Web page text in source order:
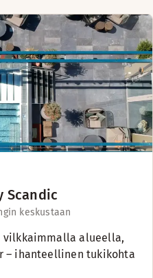
Scandic
keskustaan
vilkkaimmalla alueella,
– ihanteellinen tukikohta